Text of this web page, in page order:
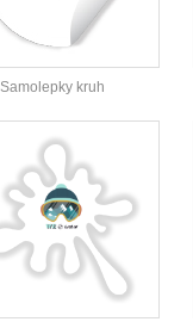
Samolepky kruh